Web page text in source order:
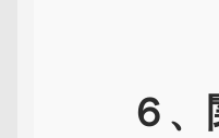
６